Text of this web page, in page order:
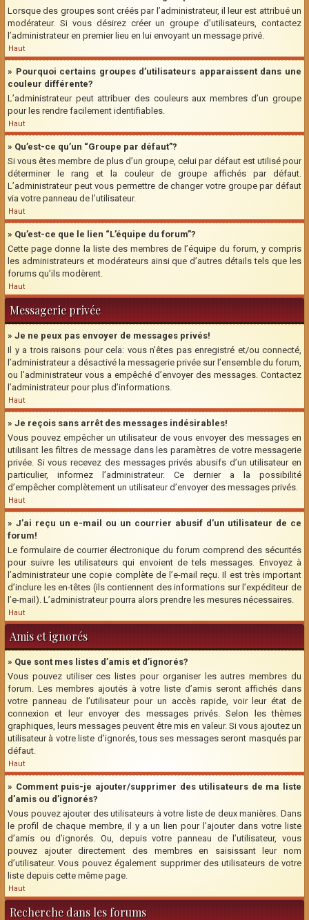
Lorsque des groupes sont créés par l’administrateur, il leur est attribué un
modérateur. Si vous désirez créer un groupe d’utilisateurs, contactez
l’administrateur en premier lieu en lui envoyant un message privé.
Haut
» Pourquoi certains groupes d’utilisateurs apparaissent dans une
couleur différente?
L’administrateur peut attribuer des couleurs aux membres d’un groupe
pour les rendre facilement identifiables.
Haut
» Qu’est-ce qu’un “Groupe par défaut”?
Si vous êtes membre de plus d’un groupe, celui par défaut est utilisé pour
déterminer le rang et la couleur de groupe affichés par défaut.
L’administrateur peut vous permettre de changer votre groupe par défaut
via votre panneau de l’utilisateur.
Haut
» Qu’est-ce que le lien “L’équipe du forum”?
Cette page donne la liste des membres de l’équipe du forum, y compris
les administrateurs et modérateurs ainsi que d’autres détails tels que les
forums qu’ils modèrent.
Haut
Messagerie privée
» Je ne peux pas envoyer de messages privés!
Il y a trois raisons pour cela: vous n’êtes pas enregistré et/ou connecté,
l’administrateur a désactivé la messagerie privée sur l’ensemble du forum,
ou l’administrateur vous a empêché d’envoyer des messages. Contactez
l’administrateur pour plus d’informations.
Haut
» Je reçois sans arrêt des messages indésirables!
Vous pouvez empêcher un utilisateur de vous envoyer des messages en
utilisant les filtres de message dans les paramètres de votre messagerie
privée. Si vous recevez des messages privés abusifs d’un utilisateur en
particulier, informez l’administrateur. Ce dernier a la possibilité
d’empêcher complètement un utilisateur d’envoyer des messages privés.
Haut
» J’ai reçu un e-mail ou un courrier abusif d’un utilisateur de ce
forum!
Le formulaire de courrier électronique du forum comprend des sécurités
pour suivre les utilisateurs qui envoient de tels messages. Envoyez à
l’administrateur une copie complète de l’e-mail reçu. Il est très important
d’inclure les en-têtes (ils contiennent des informations sur l’expéditeur de
l’e-mail). L’administrateur pourra alors prendre les mesures nécessaires.
Haut
Amis et ignorés
» Que sont mes listes d’amis et d’ignorés?
Vous pouvez utiliser ces listes pour organiser les autres membres du
forum. Les membres ajoutés à votre liste d’amis seront affichés dans
votre panneau de l’utilisateur pour un accès rapide, voir leur état de
connexion et leur envoyer des messages privés. Selon les thèmes
graphiques, leurs messages peuvent être mis en valeur. Si vous ajoutez un
utilisateur à votre liste d’ignorés, tous ses messages seront masqués par
défaut.
Haut
» Comment puis-je ajouter/supprimer des utilisateurs de ma liste
d’amis ou d’ignorés?
Vous pouvez ajouter des utilisateurs à votre liste de deux manières. Dans
le profil de chaque membre, il y a un lien pour l’ajouter dans votre liste
d’amis ou d’ignorés. Ou, depuis votre panneau de l’utilisateur, vous
pouvez ajouter directement des membres en saisissant leur nom
d’utilisateur. Vous pouvez également supprimer des utilisateurs de votre
liste depuis cette même page.
Haut
Recherche dans les forums